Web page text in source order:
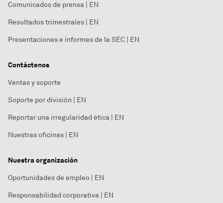
Comunicados de prensa | EN
Resultados trimestrales | EN
Presentaciones e informes de la SEC | EN
Contáctenos
Ventas y soporte
Soporte por división | EN
Reportar una irregularidad ética | EN
Nuestras oficinas | EN
Nuestra organización
Oportunidades de empleo | EN
Responsabilidad corporativa | EN